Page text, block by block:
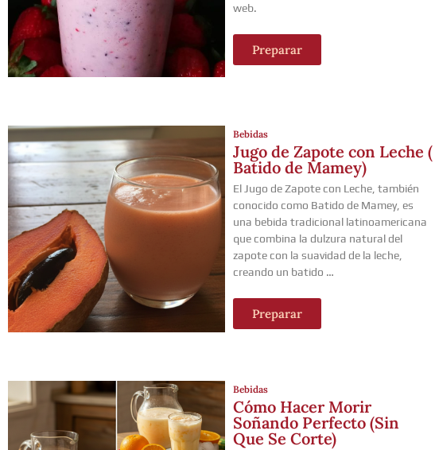
web.
Preparar
Bebidas
Jugo de Zapote con Leche (
Batido de Mamey)
El Jugo de Zapote con Leche, también
conocido como Batido de Mamey, es
una bebida tradicional latinoamericana
que combina la dulzura natural del
zapote con la suavidad de la leche,
creando un batido …
Preparar
Bebidas
Cómo Hacer Morir
Soñando Perfecto (Sin
Que Se Corte)